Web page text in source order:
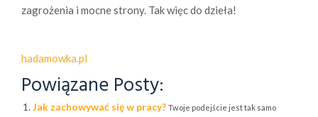
zagrożenia i mocne strony. Tak więc do dzieła!
hadamowka.pl
Powiązane Posty:
Jak zachowywać się w pracy? Twoje podejście jest tak samo